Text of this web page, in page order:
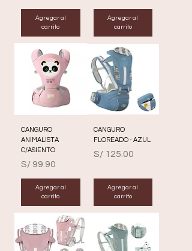
Agregar al
carrito
Agregar al
carrito
CANGURO
ANIMALISTA
C/ASIENTO
Precio
S/ 99.90
Agregar al
carrito
CANGURO
FLOREADO - AZUL
Precio
S/ 125.00
Agregar al
carrito